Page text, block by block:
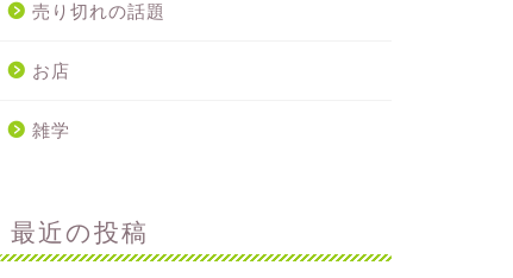
売り切れの話題
お店
雑学
最近の投稿